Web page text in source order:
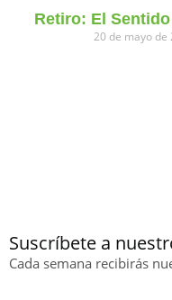
Retiro: El
20 de mayo de
Suscríbete a
Cada semana recibirás